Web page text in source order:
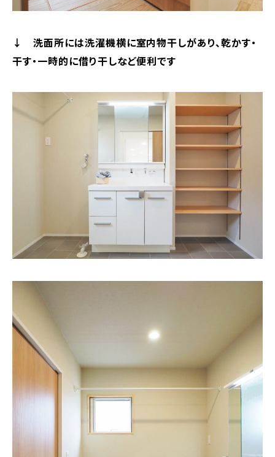
↓ 洗面所には洗濯機横に室内物干しがあり、乾かす・
干す・一時的に借り干しなど便利です